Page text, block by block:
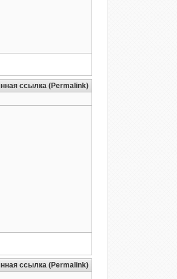
ссылка (Permalink)
ссылка (Permalink)